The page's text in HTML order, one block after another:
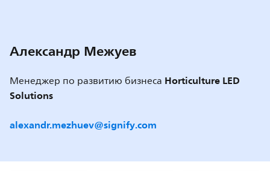
Aлександр Межуев
Менеджер по развитию бизнеса Horticulture LED
Solutions
alexandr.mezhuev@signify.com